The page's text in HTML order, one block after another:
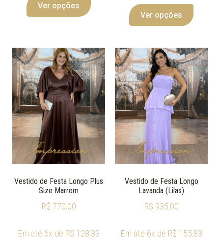
Ver opções
Ver opções
Vestido de Festa Longo Plus
Size Marrom
R$ 770,00
Em até 6x de R$ 128,33
Vestido de Festa Longo
Lavanda (Lilas)
R$ 935,00
Em até 6x de R$ 155,83